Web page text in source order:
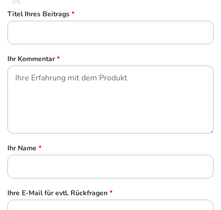
Titel Ihres Beitrags *
Ihr Kommentar *
Ihr Name *
Ihre E-Mail für evtl. Rückfragen *